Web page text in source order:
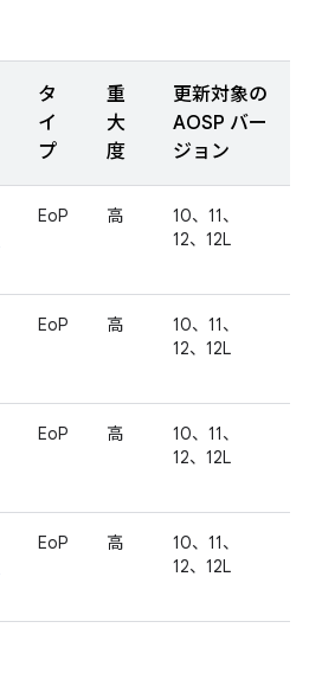
タ
イ
プ
重
大
度
更新対象の
AOSP バー
ジョン
EoP 高
10、11、
12、12L
EoP 高
10、11、
12、12L
EoP 高
10、11、
12、12L
EoP 高
10、11、
12、12L